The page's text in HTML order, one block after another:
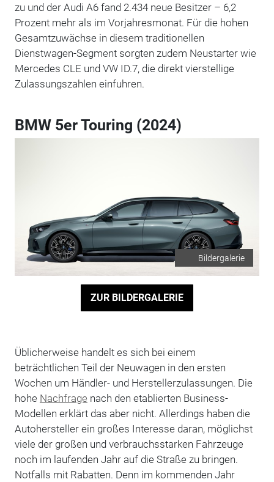
zu und der Audi A6 fand 2.434 neue Besitzer – 6,2
Prozent mehr als im Vorjahresmonat. Für die hohen
Gesamtzuwächse in diesem traditionellen
Dienstwagen-Segment sorgten zudem Neustarter wie
Mercedes CLE und VW ID.7, die direkt vierstellige
Zulassungszahlen einfuhren.
BMW 5er Touring (2024)
Bildergalerie
ZUR BILDERGALERIE
Üblicherweise handelt es sich bei einem
beträchtlichen Teil der Neuwagen in den ersten
Wochen um Händler- und Herstellerzulassungen. Die
hohe Nachfrage nach den etablierten Business-
Modellen erklärt das aber nicht. Allerdings haben die
Autohersteller ein großes Interesse daran, möglichst
viele der großen und verbrauchsstarken Fahrzeuge
noch im laufenden Jahr auf die Straße zu bringen.
Notfalls mit Rabatten. Denn im kommenden Jahr